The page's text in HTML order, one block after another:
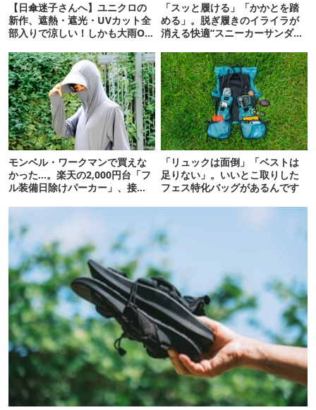
【日傘迷子さんへ】ユニクロの
新作、遮熱・遮光・UVカット全
部入りで涼しい！しかも大雨OK
「スッと履ける」「かかとを踏
める」。脱ぎ履きのイライラが
消える快適“スニーカーサンダ
モンベル・ワークマンで買えな
かった…。楽天の2,000円台「フ
ル装備日除けパーカー」、接触
「リュックは面倒」「ベストは
足りない」。いいとこ取りした
フェス特化バッグがあるんです